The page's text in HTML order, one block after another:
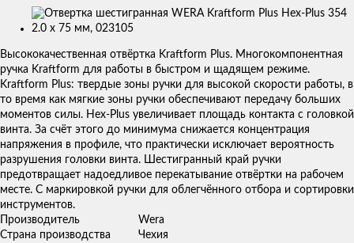
Изображения
Высококачественная отвёртка Kraftform Plus. Многокомпонентная
ручка Kraftform для работы в быстром и щадящем режиме.
Kraftform Plus: твердые зоны ручки для высокой скорости работы, в
то время как мягкие зоны ручки обеспечивают передачу больших
моментов силы. Hex-Plus увеличивает площадь контакта с головкой
винта. За счёт этого до минимума снижается концентрация
напряжения в профиле, что практически исключает вероятность
разрушения головки винта. Шестигранный край ручки
предотвращает надоедливое перекатывание отвёртки на рабочем
месте. С маркировкой ручки для облегчённого отбора и сортировки
инструментов.
Производитель
Wera
Страна производства
Чехия